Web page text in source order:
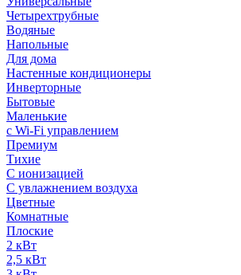
Четырехтрубные
Водяные
Напольные
Для дома
Настенные кондиционеры
Инверторные
Бытовые
Маленькие
с Wi-Fi управлением
Премиум
Тихие
С ионизацией
С увлажнением воздуха
Цветные
Комнатные
Плоские
2 кВт
2,5 кВт